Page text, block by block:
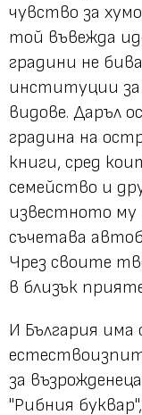
чувство за
той въвежда
градини не
институции за
видове. Даръл
градина на
книги, сред
семейство и
известното му
съчетава
Чрез своите
в близък
И България има
за
"Рибния